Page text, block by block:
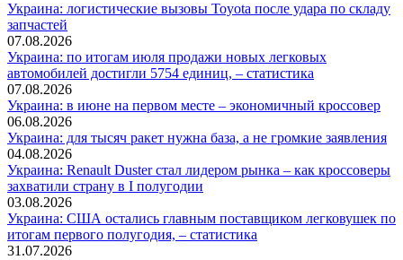
Украина: логистические вызовы Toyota после удара по складу
запчастей
07.08.2026
Украина: по итогам июля продажи новых легковых
автомобилей достигли 5754 единиц, – статистика
07.08.2026
Украина: в июне на первом месте – экономичный кроссовер
06.08.2026
Украина: для тысяч ракет нужна база, а не громкие заявления
04.08.2026
Украина: Renault Duster стал лидером рынка – как кроссоверы
захватили страну в I полугодии
03.08.2026
Украина: США остались главным поставщиком легковушек по
итогам первого полугодия, – статистика
31.07.2026